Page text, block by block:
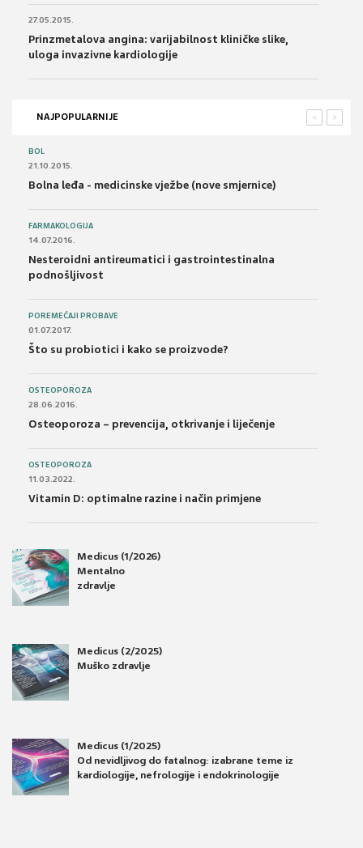
27.05.2015.
Prinzmetalova angina: varijabilnost kliničke slike,
uloga invazivne kardiologije
NAJPOPULARNIJE >
<
BOL
21.10.2015.
Bolna leđa - medicinske vježbe (nove smjernice)
FARMAKOLOGIJA
14.07.2016.
Nesteroidni antireumatici i gastrointestinalna
podnošljivost
POREMEĆAJI PROBAVE
01.07.2017.
Što su probiotici i kako se proizvode?
OSTEOPOROZA
28.06.2016.
Osteoporoza – prevencija, otkrivanje i liječenje
OSTEOPOROZA
11.03.2022.
Vitamin D: optimalne razine i način primjene
Medicus (1/2026)
Mentalno
zdravlje
Medicus (2/2025)
Muško zdravlje
Medicus (1/2025)
Od nevidljivog do fatalnog: izabrane teme iz
kardiologije, nefrologije i endokrinologije